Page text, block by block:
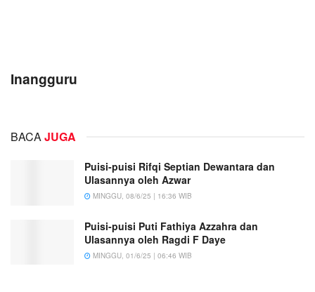
Inangguru
BACAJUGA
Puisi-puisi Rifqi Septian Dewantara dan
Ulasannya oleh Azwar
MINGGU, 08/6/25 | 16:36 WIB
Puisi-puisi Puti Fathiya Azzahra dan
Ulasannya oleh Ragdi F Daye
MINGGU, 01/6/25 | 06:46 WIB